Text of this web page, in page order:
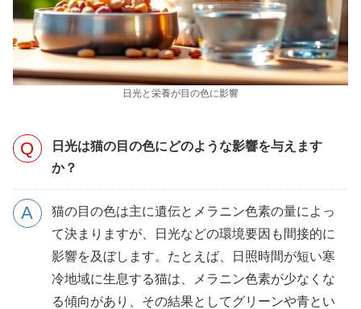
日光と栄養が目の色に影響
日光は猫の目の色にどのような影響を与えます
か？
猫の目の色は主に遺伝とメラニン色素の量によっ
て決まりますが、日光などの環境要因も間接的に
影響を及ぼします。たとえば、日照時間が短い寒
冷地域に生息する猫は、メラニン色素が少なくな
る傾向があり、その結果としてグリーンや青とい